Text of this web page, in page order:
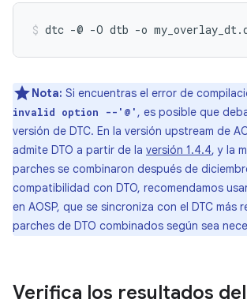
Nota: Si encuentras el error de
invalid option --'@' , es posible que
versión de DTC. En la versión upstream de
admite DTO a partir de la versión 1.4.4, y la
parches se combinaron después de
compatibilidad con DTO, recomendamos
en AOSP, que se sincroniza con el DTC más
parches de DTO combinados según sea
Verifica los resultados del